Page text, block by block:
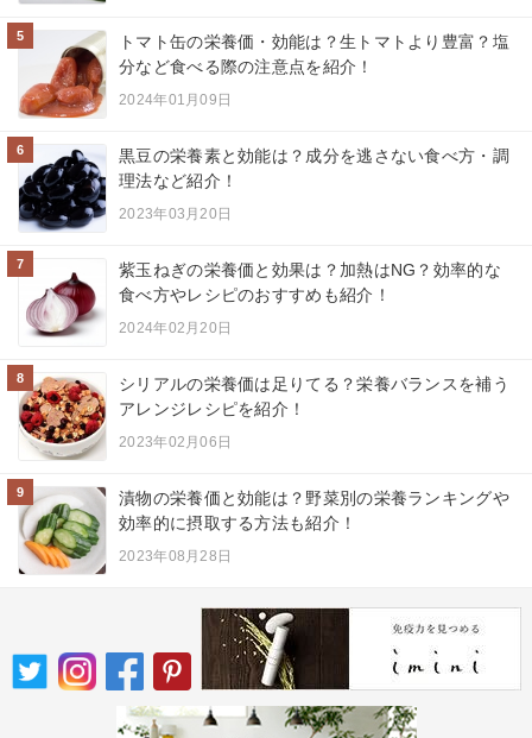
5
トマト缶の栄養価・効能は？生トマトより豊富？塩
分など食べる際の注意点を紹介！
2024年01月09日
6
黒豆の栄養素と効能は？成分を逃さない食べ方・調
理法など紹介！
2023年03月20日
7
紫玉ねぎの栄養価と効果は？加熱はNG？効率的な
食べ方やレシピのおすすめも紹介！
2024年02月20日
8
シリアルの栄養価は足りてる？栄養バランスを補う
アレンジレシピを紹介！
2023年02月06日
9
漬物の栄養価と効能は？野菜別の栄養ランキングや
効率的に摂取する方法も紹介！
2023年08月28日